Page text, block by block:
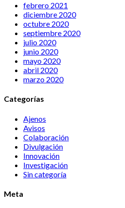
febrero 2021
diciembre 2020
octubre 2020
septiembre 2020
julio 2020
junio 2020
mayo 2020
abril 2020
marzo 2020
Categorías
Ajenos
Avisos
Colaboración
Divulgación
Innovación
Investigación
Sin categoría
Meta